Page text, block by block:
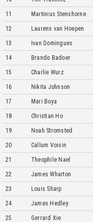
11 Martinius Stenshorne
12 Laurens van Hoepen
13 Ivan Domingues
14 Brando Badoer
15 Charlie Wurz
16 Nikita Johnson
17 Mari Boya
18 Christian Ho
19 Noah Stromsted
20 Callum Voisin
21 Theophile Nael
22 James Wharton
23 Louis Sharp
24 James Hedley
25 Gerrard Xie